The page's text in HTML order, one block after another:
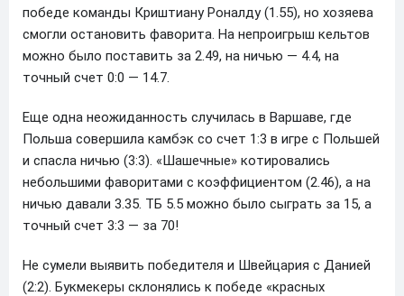
победе команды Криштиану Роналду (1.55), но хозяева
смогли остановить фаворита. На непроигрыш кельтов
можно было поставить за 2.49, на ничью — 4.4, на
точный счет 0:0 — 14.7.
Еще одна неожиданность случилась в Варшаве, где
Польша совершила камбэк со счет 1:3 в игре с Польшей
и спасла ничью (3:3). «Шашечные» котировались
небольшими фаворитами с коэффициентом (2.46), а на
ничью давали 3.35. ТБ 5.5 можно было сыграть за 15, а
точный счет 3:3 — за 70!
Не сумели выявить победителя и Швейцария с Данией
(2:2). Букмекеры склонялись к победе «красных